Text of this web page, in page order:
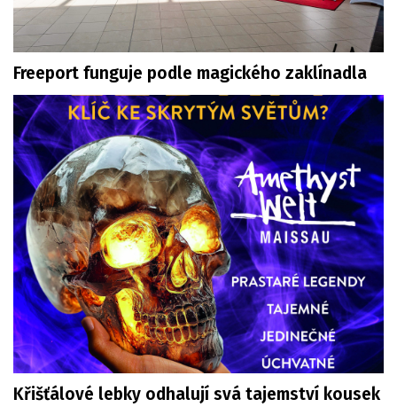
Freeport funguje podle magického zaklínadla
Křišťálové lebky odhalují svá tajemství kousek